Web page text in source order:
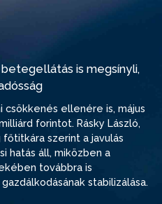
is megsínyli,
csökkenés ellenére is, május
forintot. Rásky László,
szerint a javulás
hatás áll, miközben a
továbbra is
stabilizálása.